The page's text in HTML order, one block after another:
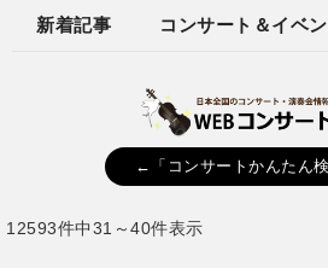
新着記事 コンサート＆イベン
←「コンサートかんたん
12593件中31～40件表示